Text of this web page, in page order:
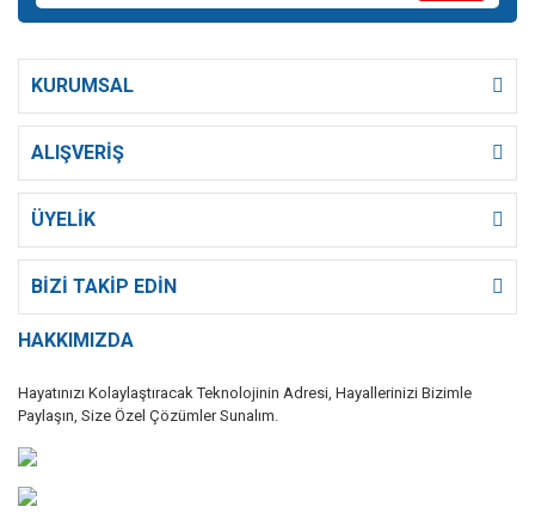
KURUMSAL
ALIŞVERİŞ
ÜYELİK
BİZİ TAKİP EDİN
HAKKIMIZDA
Hayatınızı Kolaylaştıracak Teknolojinin Adresi, Hayallerinizi Bizimle
Paylaşın, Size Özel Çözümler Sunalım.